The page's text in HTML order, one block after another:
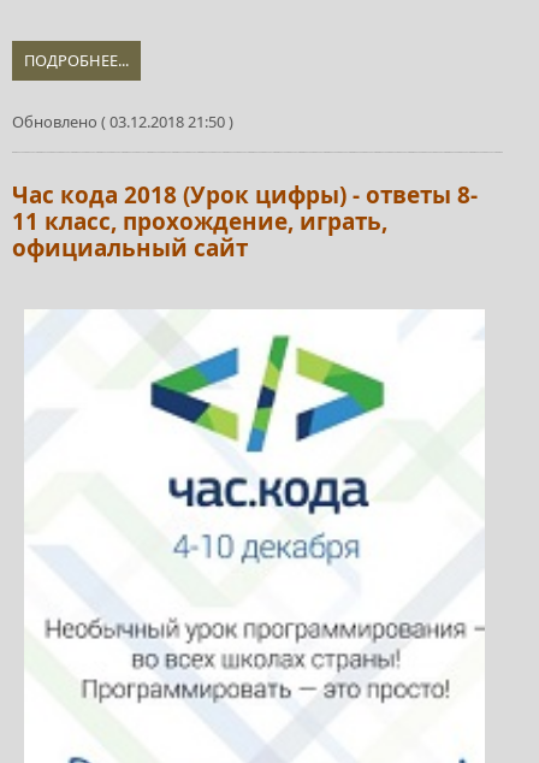
ПОДРОБНЕЕ...
Обновлено ( 03.12.2018 21:50 )
Час кода 2018 (Урок цифры) - ответы 8-
11 класс, прохождение, играть,
официальный сайт